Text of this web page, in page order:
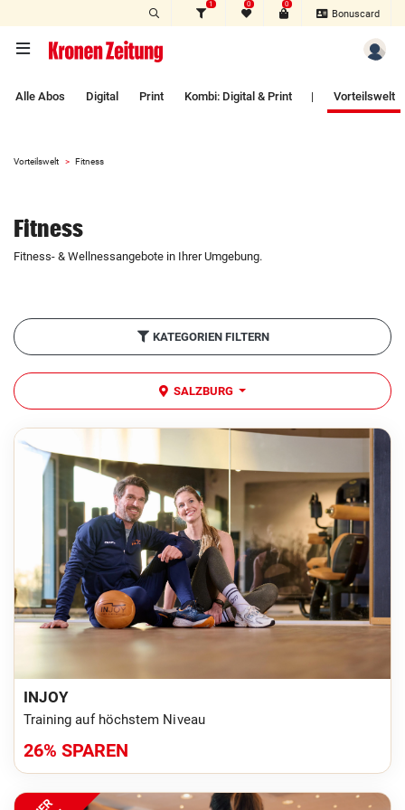
1 0 0
Bonuscard
Alle Abos Digital Print Kombi: Digital & Print | Vorteilswelt
Vorteilswelt Fitness
Fitness
Fitness- & Wellnessangebote in Ihrer Umgebung.
KATEGORIEN FILTERN
SALZBURG
INJOY
Training auf höchstem Niveau
26% SPAREN